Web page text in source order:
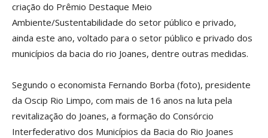
criação do Prêmio Destaque Meio
Ambiente/Sustentabilidade do setor público e privado,
ainda este ano, voltado para o setor público e privado dos
municípios da bacia do rio Joanes, dentre outras medidas.
Segundo o economista Fernando Borba (foto), presidente
da Oscip Rio Limpo, com mais de 16 anos na luta pela
revitalização do Joanes, a formação do Consórcio
Interfederativo dos Municípios da Bacia do Rio Joanes